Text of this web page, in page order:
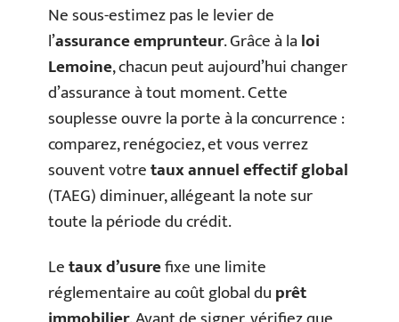
Ne sous-estimez pas le levier de
l’assurance emprunteur. Grâce à laloi
Lemoine, chacun peut aujourd’hui changer
d’assurance à tout moment. Cette
souplesse ouvre la porte à la concurrence :
comparez, renégociez, et vous verrez
souvent votretaux annuel effectif global
(TAEG) diminuer, allégeant la note sur
toute la période du crédit.
Letaux d’usurefixe une limite
réglementaire au coût global duprêt